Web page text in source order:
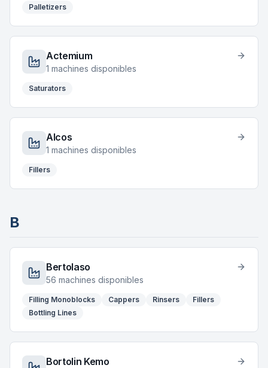
Palletizers
Actemium
1 machines disponibles
Saturators
Alcos
1 machines disponibles
Fillers
B
Bertolaso
56 machines disponibles
Filling Monoblocks Cappers Rinsers
Fillers
Bottling Lines
Bortolin Kemo